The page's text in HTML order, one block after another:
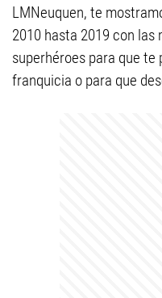
LMNeuquen, te
2010 hasta 2019 con las
superhéroes para que te
franquicia o para que